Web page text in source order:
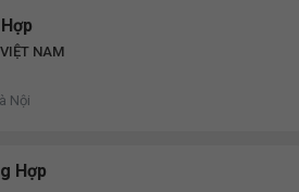
NAM
Nội
Hợp